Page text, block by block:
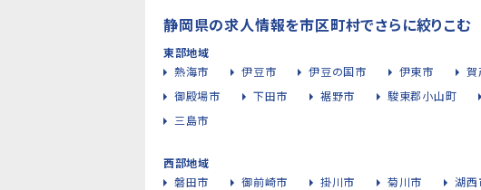
静岡県の求人情報を市区町村でさらに絞りこむ
東部地域
熱海市
伊豆市 伊豆の国市 伊東市 賀
御殿場市
下田市 裾野市 駿東郡小山町
三島市
西部地域
磐田市
御前崎市 掛川市 菊川市 湖西